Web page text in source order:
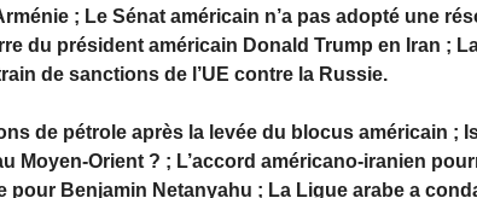
; Le Sénat américain n’a pas adopté une
du président américain Donald Trump en Iran ;
de sanctions de l’UE contre la Russie.
de pétrole après la levée du blocus américain ;
Moyen-Orient ? ; L’accord américano-iranien
Benjamin Netanyahu ; La Ligue arabe a